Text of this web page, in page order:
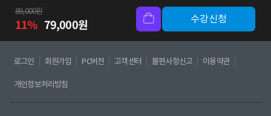
89,000원
11% 79,000원 수강신청
로그인 회원가입 PC버전 고객센터 불편사항신고 이용약관
개인정보처리방침